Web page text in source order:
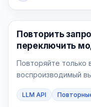
API Guide
Повторить
переключить
Повторяйте только
воспроизводимый
заранее принятый
LLM API